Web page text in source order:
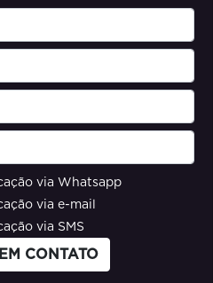
via Whatsapp
via e-mail
via SMS
CONTATO